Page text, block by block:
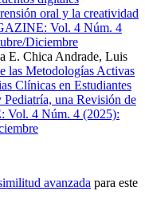
oral y la creatividad
Vol. 4 Núm. 4
Diciembre
E. Chica Andrade, Luis
las Metodologías Activas
Clínicas en Estudiantes
una Revisión de
4 Núm. 4 (2025):
avanzada para este